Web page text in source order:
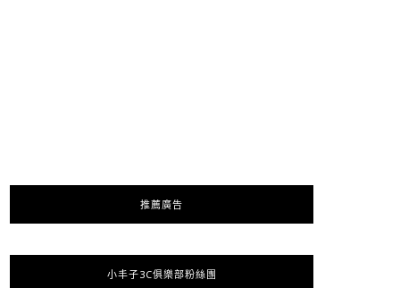
推薦廣告
小丰子3C俱樂部粉絲團